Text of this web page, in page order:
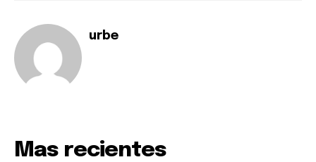
urbe
Mas recientes